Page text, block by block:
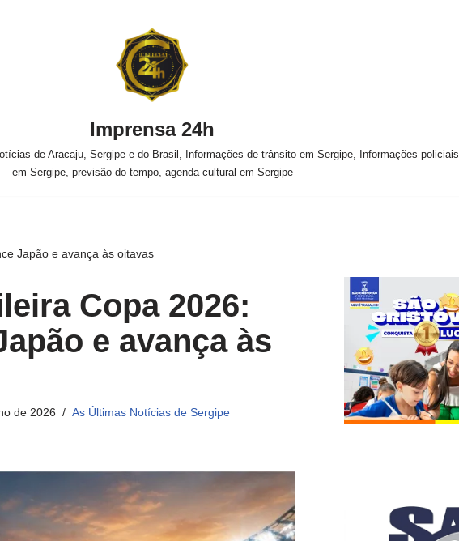
Imprensa 24h
de Aracaju, Sergipe e do Brasil, Informações de trânsito em Sergipe, Informações policiais
em Sergipe, previsão do tempo, agenda cultural em Sergipe
Japão e avança às oitavas
Copa 2026:
e avança às
de 2026 As Últimas Notícias de Sergipe